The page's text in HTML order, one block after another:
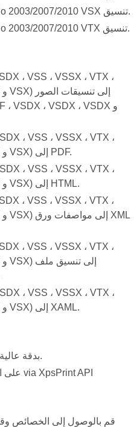
قراءة أو كتابة Microsoft Visio 2003/2007/2010 VSX تنسيق.
قراءة أو كتابة Microsoft Visio 2003/2007/2010 VTX تنسيق.
VDX ، VDW ، VST ، VSTX و VSX) إلى PDF.
VDX ، VDW ، VST ، VSTX و VSX) إلى HTML.
VDX ، VDW ، VST ، VSTX و VSX) إلى XAML.
طباعة الرسوم البيانية Visio بدقة عالية.
طباعة Visio diagram على الخادم via XpsPrint API
قم بالوصول إلى الخصائص